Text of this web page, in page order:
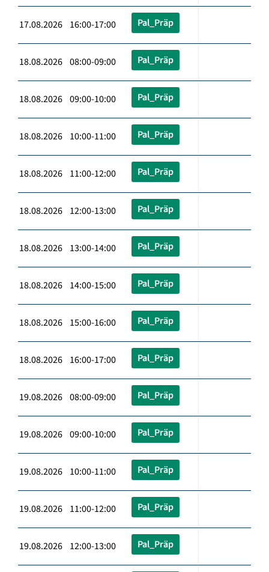
17.08.2026 16:00-17:00 Pal_Präp
18.08.2026 08:00-09:00 Pal_Präp
18.08.2026 09:00-10:00 Pal_Präp
18.08.2026 10:00-11:00 Pal_Präp
18.08.2026 11:00-12:00 Pal_Präp
18.08.2026 12:00-13:00 Pal_Präp
18.08.2026 13:00-14:00 Pal_Präp
18.08.2026 14:00-15:00 Pal_Präp
18.08.2026 15:00-16:00 Pal_Präp
18.08.2026 16:00-17:00 Pal_Präp
19.08.2026 08:00-09:00 Pal_Präp
19.08.2026 09:00-10:00 Pal_Präp
19.08.2026 10:00-11:00 Pal_Präp
19.08.2026 11:00-12:00 Pal_Präp
19.08.2026 12:00-13:00 Pal_Präp